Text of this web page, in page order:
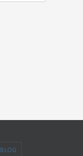
BLOG